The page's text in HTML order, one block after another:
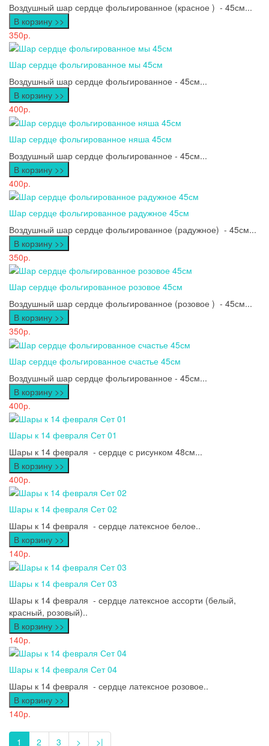
Воздушный шар сердце фольгированное (красное ) - 45см...
В корзину >>
350р.
Шар сердце фольгированное мы 45см
Воздушный шар сердце фольгированное - 45см...
В корзину >>
400р.
Шар сердце фольгированное няша 45см
Воздушный шар сердце фольгированное - 45см...
В корзину >>
400р.
Шар сердце фольгированное радужное 45см
Воздушный шар сердце фольгированное (радужное) - 45см...
В корзину >>
350р.
Шар сердце фольгированное розовое 45см
Воздушный шар сердце фольгированное (розовое ) - 45см...
В корзину >>
350р.
Шар сердце фольгированное счастье 45см
Воздушный шар сердце фольгированное - 45см...
В корзину >>
400р.
Шары к 14 февраля Сет 01
Шары к 14 февраля - сердце с рисунком 48см...
В корзину >>
400р.
Шары к 14 февраля Сет 02
Шары к 14 февраля - сердце латексное белое..
В корзину >>
140р.
Шары к 14 февраля Сет 03
Шары к 14 февраля - сердце латексное ассорти (белый,
красный, розовый)..
В корзину >>
140р.
Шары к 14 февраля Сет 04
Шары к 14 февраля - сердце латексное розовое..
В корзину >>
140р.
1 2 3 > >|